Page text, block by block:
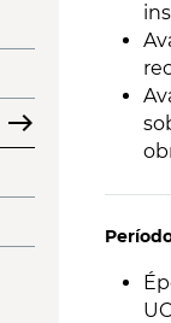
east